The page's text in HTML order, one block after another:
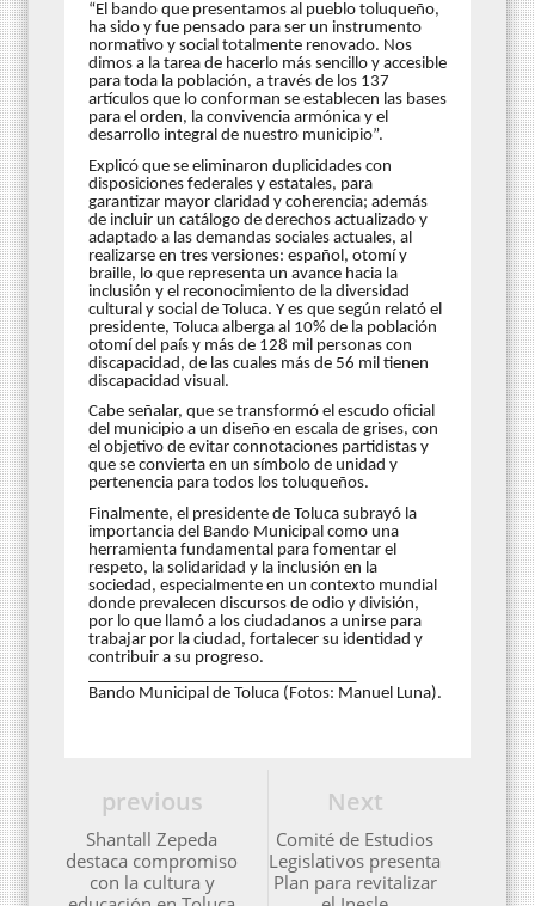
“El bando que presentamos al pueblo toluqueño,
ha sido y fue pensado para ser un instrumento
normativo y social totalmente renovado. Nos
dimos a la tarea de hacerlo más sencillo y accesible
para toda la población, a través de los 137
artículos que lo conforman se establecen las bases
para el orden, la convivencia armónica y el
desarrollo integral de nuestro municipio”.
Explicó que se eliminaron duplicidades con
disposiciones federales y estatales, para
garantizar mayor claridad y coherencia; además
de incluir un catálogo de derechos actualizado y
adaptado a las demandas sociales actuales, al
realizarse en tres versiones: español, otomí y
braille, lo que representa un avance hacia la
inclusión y el reconocimiento de la diversidad
cultural y social de Toluca. Y es que según relató el
presidente, Toluca alberga al 10% de la población
otomí del país y más de 128 mil personas con
discapacidad, de las cuales más de 56 mil tienen
discapacidad visual.
Cabe señalar, que se transformó el escudo oficial
del municipio a un diseño en escala de grises, con
el objetivo de evitar connotaciones partidistas y
que se convierta en un símbolo de unidad y
pertenencia para todos los toluqueños.
Finalmente, el presidente de Toluca subrayó la
importancia del Bando Municipal como una
herramienta fundamental para fomentar el
respeto, la solidaridad y la inclusión en la
sociedad, especialmente en un contexto mundial
donde prevalecen discursos de odio y división,
por lo que llamó a los ciudadanos a unirse para
trabajar por la ciudad, fortalecer su identidad y
contribuir a su progreso.
Bando Municipal de Toluca (Fotos: Manuel Luna).
Next
Comité de Estudios
Legislativos presenta
Plan para revitalizar
previous
Shantall Zepeda
destaca compromiso
con la cultura y